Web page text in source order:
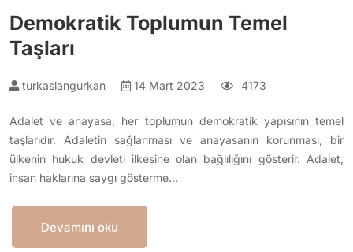
Demokratik Toplumun Temel
Taşları
turkaslangurkan 14 Mart 2023 4173
Adalet ve anayasa, her toplumun demokratik yapısının temel
taşlarıdır. Adaletin sağlanması ve anayasanın korunması, bir
ülkenin hukuk devleti ilkesine olan bağlılığını gösterir. Adalet,
insan haklarına saygı gösterme…
Devamını oku